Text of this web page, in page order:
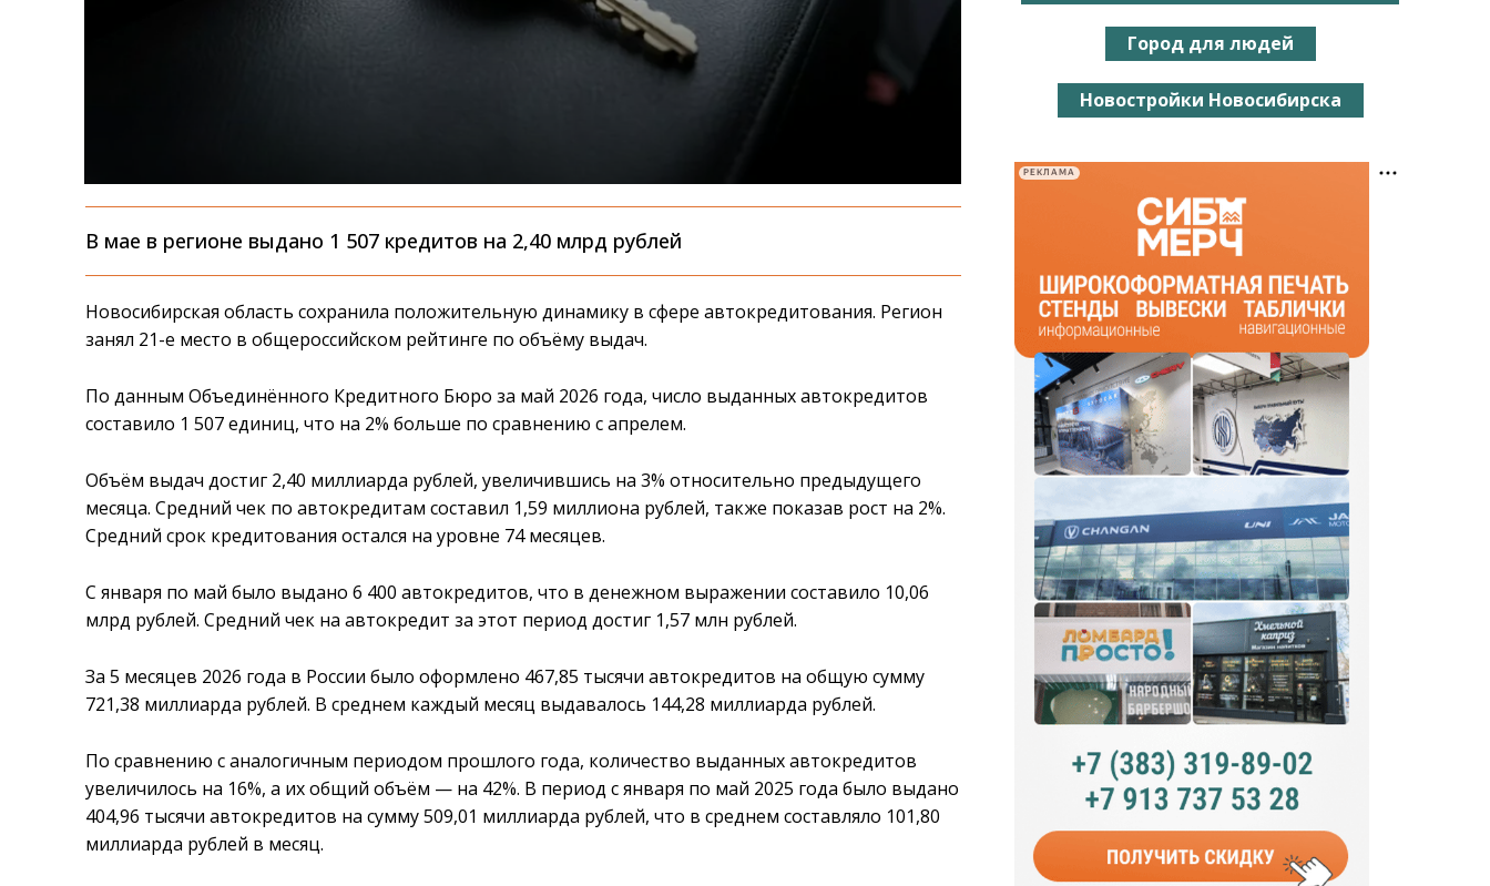
В мае в регионе выдано 1 507 кредитов на 2,40 млрд рублей
Новосибирская область сохранила положительную динамику в сфере автокредитования. Регион
занял 21-е место в общероссийском рейтинге по объёму выдач.
По данным Объединённого Кредитного Бюро за май 2026 года, число выданных автокредитов
составило 1 507 единиц, что на 2% больше по сравнению с апрелем.
Объём выдач достиг 2,40 миллиарда рублей, увеличившись на 3% относительно предыдущего
месяца. Средний чек по автокредитам составил 1,59 миллиона рублей, также показав рост на 2%.
Средний срок кредитования остался на уровне 74 месяцев.
С января по май было выдано 6 400 автокредитов, что в денежном выражении составило 10,06
млрд рублей. Средний чек на автокредит за этот период достиг 1,57 млн рублей.
За 5 месяцев 2026 года в России было оформлено 467,85 тысячи автокредитов на общую сумму
721,38 миллиарда рублей. В среднем каждый месяц выдавалось 144,28 миллиарда рублей.
По сравнению с аналогичным периодом прошлого года, количество выданных автокредитов
увеличилось на 16%, а их общий объём — на 42%. В период с января по май 2025 года было выдано
404,96 тысячи автокредитов на сумму 509,01 миллиарда рублей, что в среднем составляло 101,80
миллиарда рублей в месяц.
Город для людей
Новостройки Новосибирска
РЕКЛАМА